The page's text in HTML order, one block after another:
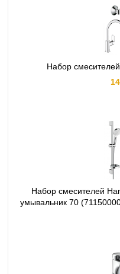
Набор
Набор смесителей
умывальник 70